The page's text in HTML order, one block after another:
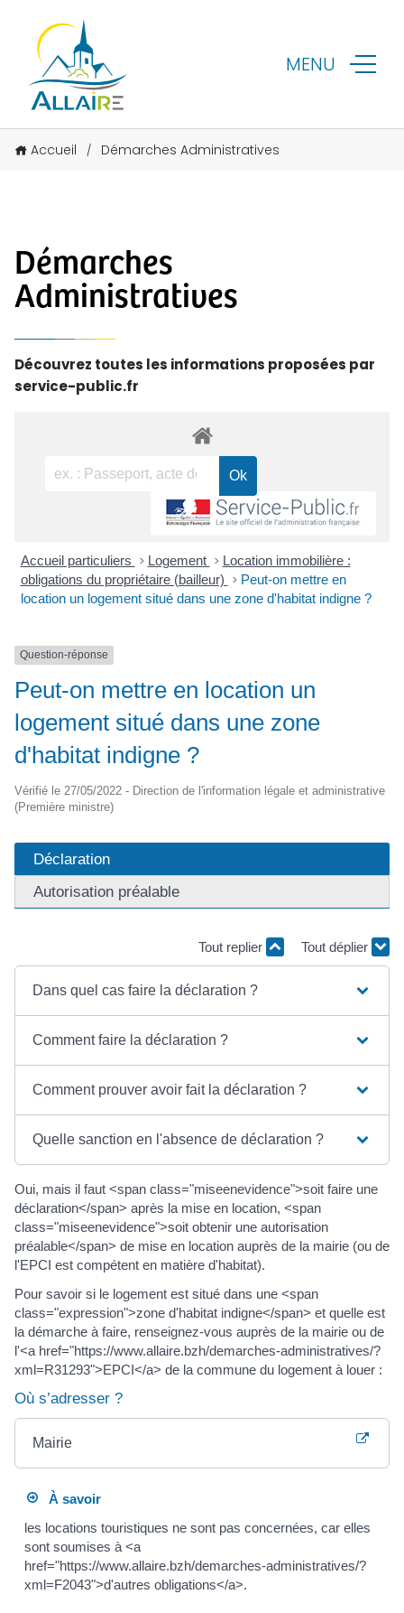
MENU
Accueil / Démarches Administratives
Démarches
Administratives
Découvrez toutes les informations proposées par
service-public.fr
Accueil particuliers > Logement > Location immobilière :
obligations du propriétaire (bailleur) > Peut-on mettre en
location un logement situé dans une zone d'habitat indigne ?
Question-réponse
Peut-on mettre en location un
logement situé dans une zone
d'habitat indigne ?
Vérifié le 27/05/2022 - Direction de l'information légale et administrative
(Première ministre)
Déclaration
Autorisation préalable
Tout replier Tout déplier
Dans quel cas faire la déclaration ?
Comment faire la déclaration ?
Comment prouver avoir fait la déclaration ?
Quelle sanction en l'absence de déclaration ?
Oui, mais il faut <span class="miseenevidence">soit faire une
déclaration</span> après la mise en location, <span
class="miseenevidence">soit obtenir une autorisation
préalable</span> de mise en location auprès de la mairie (ou de
l'EPCI est compétent en matière d'habitat).
Pour savoir si le logement est situé dans une <span
class="expression">zone d'habitat indigne</span> et quelle est
la démarche à faire, renseignez-vous auprès de la mairie ou de
l'<a href="https://www.allaire.bzh/demarches-administratives/?
xml=R31293">EPCI</a> de la commune du logement à louer :
Où s’adresser ?
Mairie
À savoir
les locations touristiques ne sont pas concernées, car elles
sont soumises à <a
href="https://www.allaire.bzh/demarches-administratives/?
xml=F2043">d'autres obligations</a>.